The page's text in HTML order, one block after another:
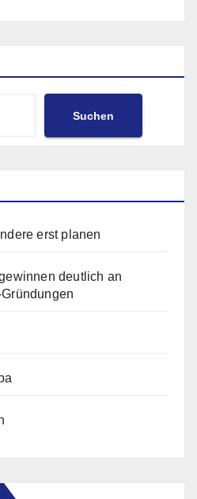
Suchen
erst planen
deutlich an